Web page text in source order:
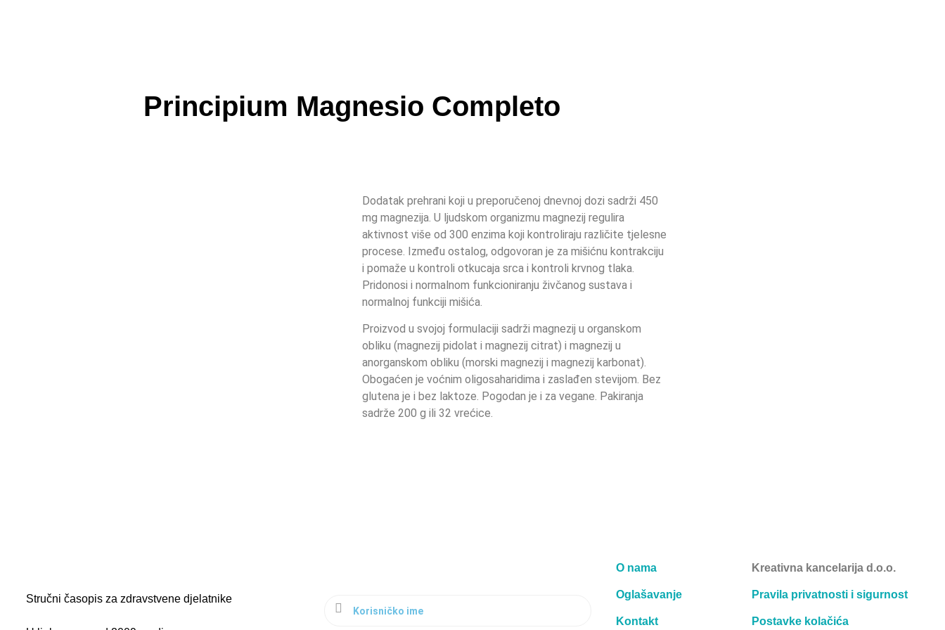
Principium Magnesio Completo
Dodatak prehrani koji u preporučenoj dnevnoj dozi sadrži 450
mg magnezija. U ljudskom organizmu magnezij regulira
aktivnost više od 300 enzima koji kontroliraju različite tjelesne
procese. Između ostalog, odgovoran je za mišićnu kontrakciju
i pomaže u kontroli otkucaja srca i kontroli krvnog tlaka.
Pridonosi i normalnom funkcioniranju živčanog sustava i
normalnoj funkciji mišića.
Proizvod u svojoj formulaciji sadrži magnezij u organskom
obliku (magnezij pidolat i magnezij citrat) i magnezij u
anorganskom obliku (morski magnezij i magnezij karbonat).
Obogaćen je voćnim oligosaharidima i zaslađen stevijom. Bez
glutena je i bez laktoze. Pogodan je i za vegane. Pakiranja
sadrže 200 g ili 32 vrećice.
Stručni časopis za zdravstvene djelatnike
O nama
Oglašavanje
Kontakt
Kreativna kancelarija d.o.o.
Pravila privatnosti i sigurnost
Postavke kolačića